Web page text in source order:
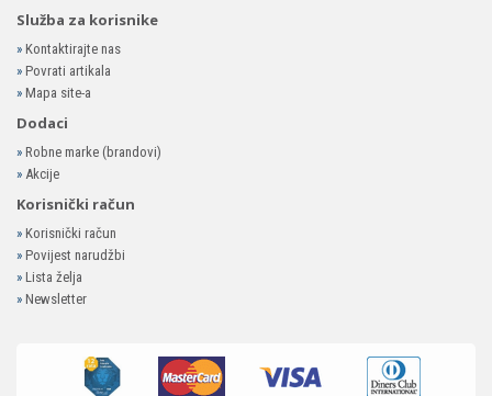
Služba za korisnike
» Kontaktirajte nas
» Povrati artikala
» Mapa site-a
Dodaci
» Robne marke (brandovi)
» Akcije
Korisnički račun
» Korisnički račun
» Povijest narudžbi
» Lista želja
» Newsletter